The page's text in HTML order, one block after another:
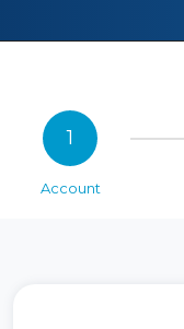
1
Account